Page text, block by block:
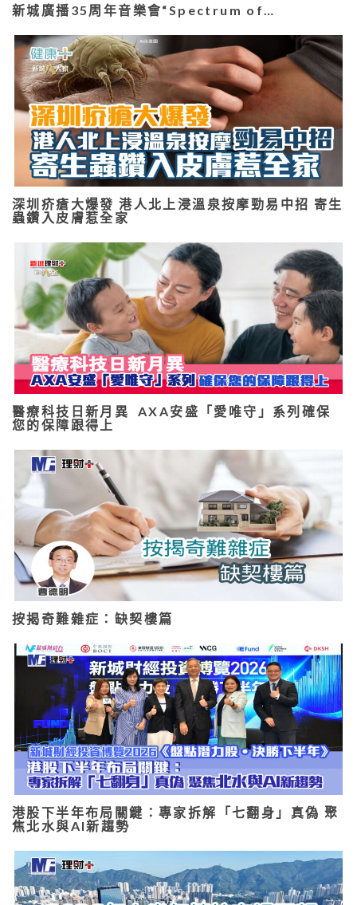
新城廣播35周年音樂會“Spectrum of…
深圳疥瘡大爆發 港人北上浸溫泉按摩勁易中招 寄生
蟲鑽入皮膚惹全家
醫療科技日新月異 AXA安盛「愛唯守」系列確保
您的保障跟得上
按揭奇難雜症：缺契樓篇
港股下半年布局關鍵：專家拆解「七翻身」真偽 聚
焦北水與AI新趨勢